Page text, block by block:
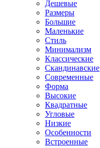
Дешевые
Размеры
Большие
Маленькие
Стиль
Минимализм
Классические
Скандинавские
Современные
Форма
Высокие
Квадратные
Угловые
Низкие
Особенности
Встроенные